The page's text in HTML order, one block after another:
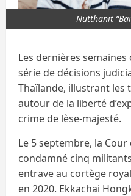
Nutthanit
Les dernières
série de décisions
Thaïlande, illustrant les
autour de la liberté
crime de lèse-majesté.
Le 5 septembre, la Cour
condamné cinq
entrave au cortège
en 2020. Ekkachai